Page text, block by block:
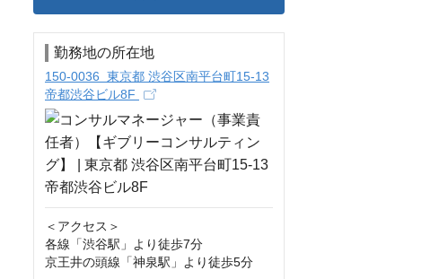
勤務地の所在地
150-0036 東京都 渋谷区南平台町15-13
帝都渋谷ビル8F
＜アクセス＞
各線「渋谷駅」より徒歩7分
京王井の頭線「神泉駅」より徒歩5分